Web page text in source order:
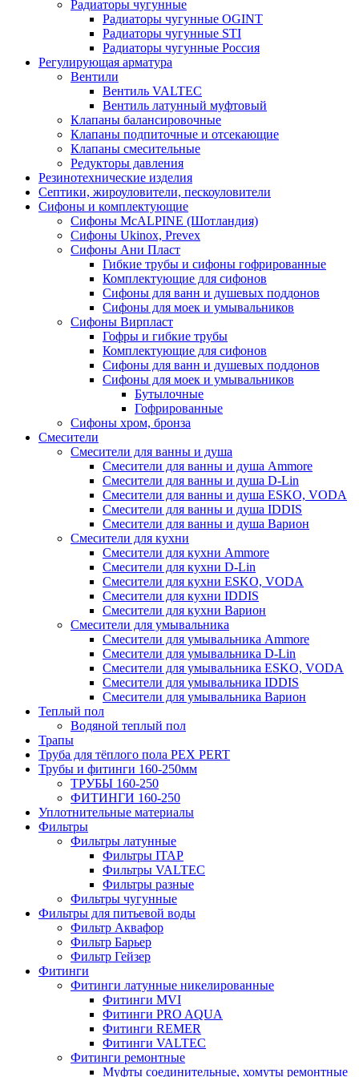
Радиаторы чугунные
Радиаторы чугунные OGINT
Радиаторы чугунные STI
Радиаторы чугунные Россия
Регулирующая арматура
Вентили
Вентиль VALTEC
Вентиль латунный муфтовый
Клапаны балансировочные
Клапаны подпиточные и отсекающие
Клапаны смесительные
Редукторы давления
Резинотехнические изделия
Септики, жироуловители, пескоуловители
Сифоны и комплектующие
Сифоны McALPINE (Шотландия)
Сифоны Ukinox, Prevex
Сифоны Ани Пласт
Гибкие трубы и сифоны гофрированные
Комплектующие для сифонов
Сифоны для ванн и душевых поддонов
Сифоны для моек и умывальников
Сифоны Вирпласт
Гофры и гибкие трубы
Комплектующие для сифонов
Сифоны для ванн и душевых поддонов
Сифоны для моек и умывальников
Бутылочные
Гофрированные
Сифоны хром, бронза
Смесители
Смесители для ванны и душа
Смесители для ванны и душа Ammore
Смесители для ванны и душа D-Lin
Смесители для ванны и душа ESKO, VODA
Смесители для ванны и душа IDDIS
Смесители для ванны и душа Варион
Смесители для кухни
Смесители для кухни Ammore
Смесители для кухни D-Lin
Смесители для кухни ESKO, VODA
Смесители для кухни IDDIS
Смесители для кухни Варион
Смесители для умывальника
Cмесители для умывальника Ammore
Смесители для умывальника D-Lin
Смесители для умывальника ESKO, VODA
Смесители для умывальника IDDIS
Смесители для умывальника Варион
Теплый пол
Водяной теплый пол
Трапы
Труба для тёплого пола PEX PERT
Трубы и фитинги 160-250мм
ТРУБЫ 160-250
ФИТИНГИ 160-250
Уплотнительные материалы
Фильтры
Фильтры латунные
Фильтры ITAP
Фильтры VALTEC
Фильтры разные
Фильтры чугунные
Фильтры для питьевой воды
Фильтр Аквафор
Фильтр Барьер
Фильтр Гейзер
Фитинги
Фитинги латунные никелированные
Фитинги MVI
Фитинги PRO AQUA
Фитинги REMER
Фитинги VALTEC
Фитинги ремонтные
Муфты соединительные, хомуты ремонтные